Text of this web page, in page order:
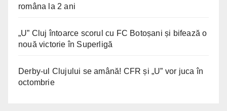
româna la 2 ani
„U” Cluj întoarce scorul cu FC Botoșani și bifează o
nouă victorie în Superligă
Derby-ul Clujului se amână! CFR și „U” vor juca în
octombrie